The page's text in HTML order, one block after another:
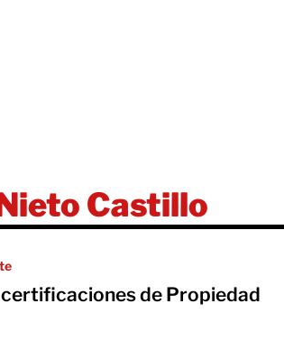
Castillo
certificaciones de Propiedad